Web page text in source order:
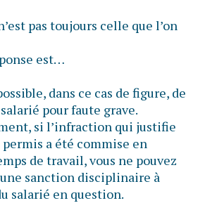
pas toujours celle que l’on
est…
dans ce cas de figure, de
pour faute grave.
si l’infraction qui justifie
a été commise en
de travail, vous ne pouvez
sanction disciplinaire à
salarié en question.